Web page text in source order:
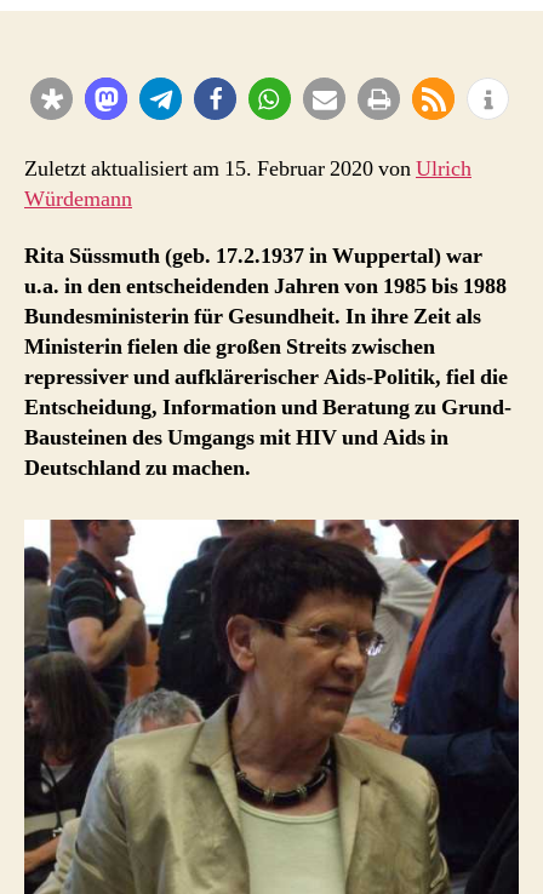
Zuletzt aktualisiert am 15. Februar 2020 vonUlrich
Würdemann
Rita Süssmuth (geb. 17.2.1937 in Wuppertal) war
u.a. in den entscheidenden Jahren von 1985 bis 1988
Bundesministerin für Gesundheit. In ihre Zeit als
Ministerin fielen die großen Streits zwischen
repressiver und aufklärerischer Aids-Politik, fiel die
Entscheidung, Information und Beratung zu Grund-
Bausteinen des Umgangs mit HIV und Aids in
Deutschland zu machen.